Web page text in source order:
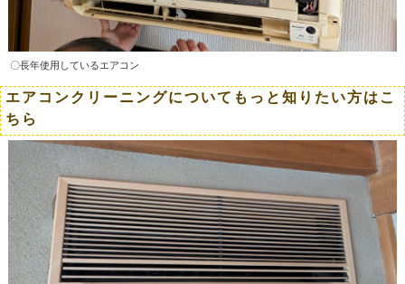
〇長年使用しているエアコン
エアコンクリーニングについてもっと知りたい方はこ
ちら